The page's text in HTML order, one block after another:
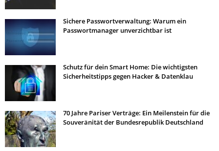
Sichere Passwortverwaltung: Warum ein
Passwortmanager unverzichtbar ist
Schutz für dein Smart Home: Die wichtigsten
Sicherheitstipps gegen Hacker & Datenklau
70 Jahre Pariser Verträge: Ein Meilenstein für die
Souveränität der Bundesrepublik Deutschland